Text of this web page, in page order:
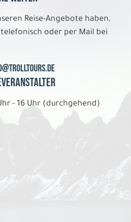
02.01.2027
P.P. AB
ANFRAGEN
02.01.2027
5 Nächte
Reise-Angebote haben,
oder per Mail bei
- 16 Uhr (durchgehend)